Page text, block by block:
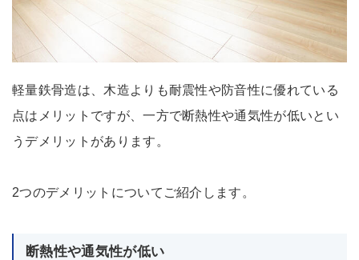
軽量鉄骨造は、木造よりも耐震性や防音性に優れている
点はメリットですが、一方で断熱性や通気性が低いとい
うデメリットがあります。
2つのデメリットについてご紹介します。
断熱性や通気性が低い